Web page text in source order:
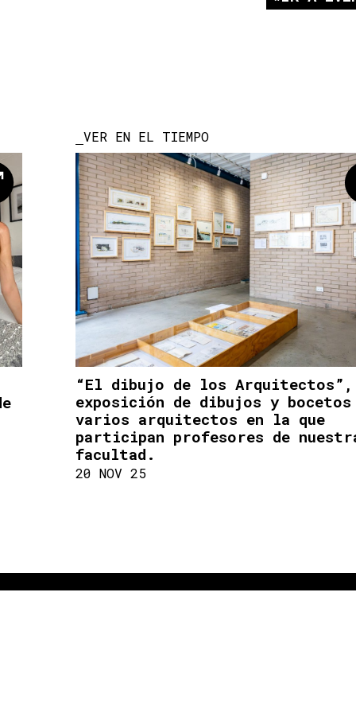
VER EN EL TIEMPO
“El dibujo de los Arquitectos”,
exposición de dibujos y bocetos
varios arquitectos en la que
participan profesores de
facultad.
20 NOV 25